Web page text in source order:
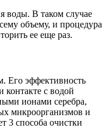
воды. В таком случае
объему, и процедура
ее еще раз.
Его эффективность
контакте с водой
ионами серебра,
микроорганизмов и
3 способа очистки